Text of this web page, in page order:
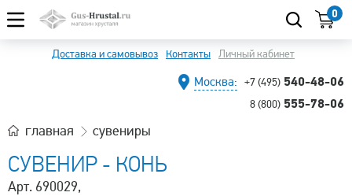
0
Доставка и самовывоз Контакты Личный кабинет
Москва: +7 (495) 540-48-06
8 (800) 555-78-06
главная сувениры
СУВЕНИР - КОНЬ
Арт. 690029,